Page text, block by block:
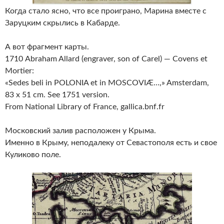
Когда стало ясно, что все проиграно, Марина вместе с
Заруцким скрылись в Кабарде.
А вот фрагмент карты.
1710 Abraham Allard (engraver, son of Carel) — Covens et
Mortier:
«Sedes beli in POLONIA et in MOSCOVIÆ…,» Amsterdam,
83 x 51 cm. See 1751 version.
From National Library of France, gallica.bnf.fr
Московский залив расположен у Крыма.
Именно в Крыму, неподалеку от Севастополя есть и свое
Куликово поле.